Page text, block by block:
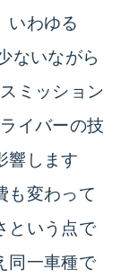
いわゆる
ないながら
ミッション
イバーの技
響します
も変わって
という点で
同一車種で